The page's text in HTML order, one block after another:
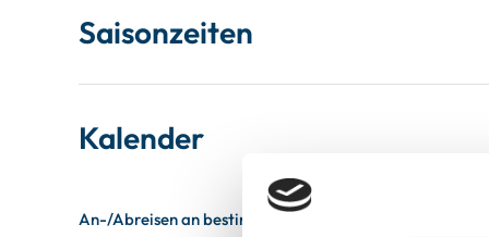
Saisonzeiten
Kalender